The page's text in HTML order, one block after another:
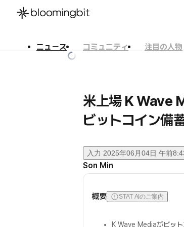
ニュース コミュニティ
注目の人物
米上場 K Wave
ビットコイン備
入力 2025年06月04日 午前
Son Min
概要 STAT AIのご案内
K Wave Mediaがビッ